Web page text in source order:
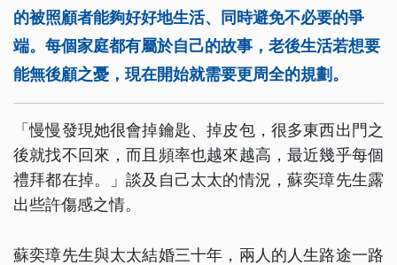
的被照顧者能夠好好地生活、同時避免不必要的爭
端。每個家庭都有屬於自己的故事，老後生活若想要
能無後顧之憂，現在開始就需要更周全的規劃。
「慢慢發現她很會掉鑰匙、掉皮包，很多東西出門之
後就找不回來，而且頻率也越來越高，最近幾乎每個
禮拜都在掉。」談及自己太太的情況，蘇奕璋先生露
出些許傷感之情。
蘇奕璋先生與太太結婚三十年，兩人的人生路途一路